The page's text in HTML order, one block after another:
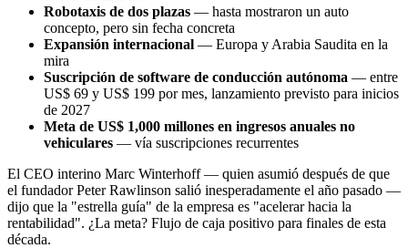
Robotaxis de dos plazas — hasta mostraron un auto
concepto, pero sin fecha concreta
Expansión internacional — Europa y Arabia Saudita en la
mira
Suscripción de software de conducción autónoma — entre
US$ 69 y US$ 199 por mes, lanzamiento previsto para inicios
de 2027
Meta de US$ 1,000 millones en ingresos anuales no
vehiculares — vía suscripciones recurrentes
El CEO interino Marc Winterhoff — quien asumió después de que
el fundador Peter Rawlinson salió inesperadamente el año pasado —
dijo que la "estrella guía" de la empresa es "acelerar hacia la
rentabilidad". ¿La meta? Flujo de caja positivo para finales de esta
década.